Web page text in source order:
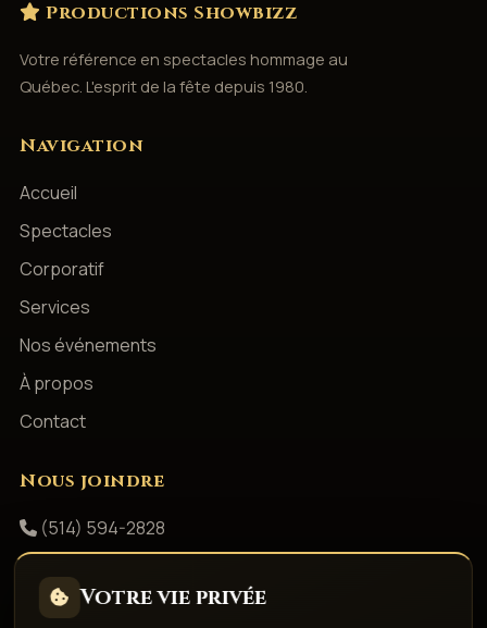
Productions Showbizz
Votre référence en spectacles hommage au
Québec. L'esprit de la fête depuis 1980.
Navigation
Accueil
Spectacles
Corporatif
Services
Nos événements
À propos
Contact
Nous joindre
(514) 594-2828
Facebook
Votre vie privée